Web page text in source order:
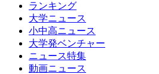
ランキング
大学ニュース
小中高ニュース
大学発ベンチャー
ニュース特集
動画ニュース